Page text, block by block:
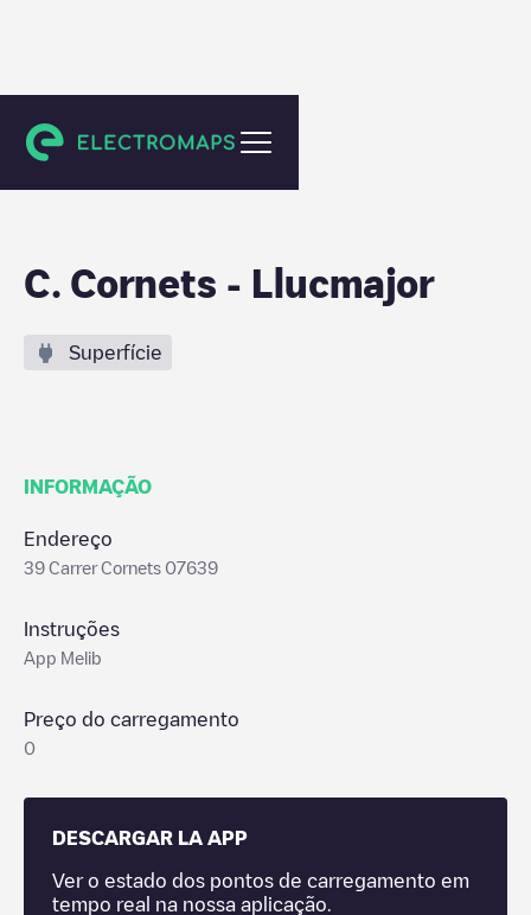
Llucmajor
C. Cornets - Llucmajor
Superfície
INFORMAÇÃO
Endereço
39 Carrer Cornets 07639
Instruções
App Melib
Preço do carregamento
0
DESCARGAR LA APP
Ver o estado dos pontos de carregamento em
tempo real na nossa aplicação.